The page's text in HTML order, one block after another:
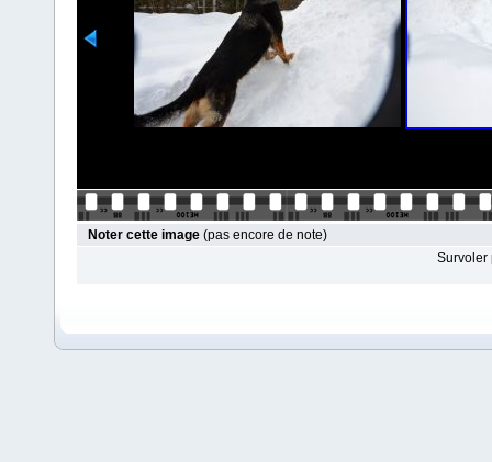
Noter cette image (pas encore de note)
Survoler